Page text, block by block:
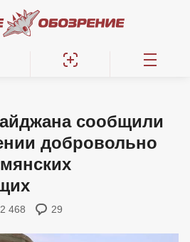
сообщили
добровольно
468 29